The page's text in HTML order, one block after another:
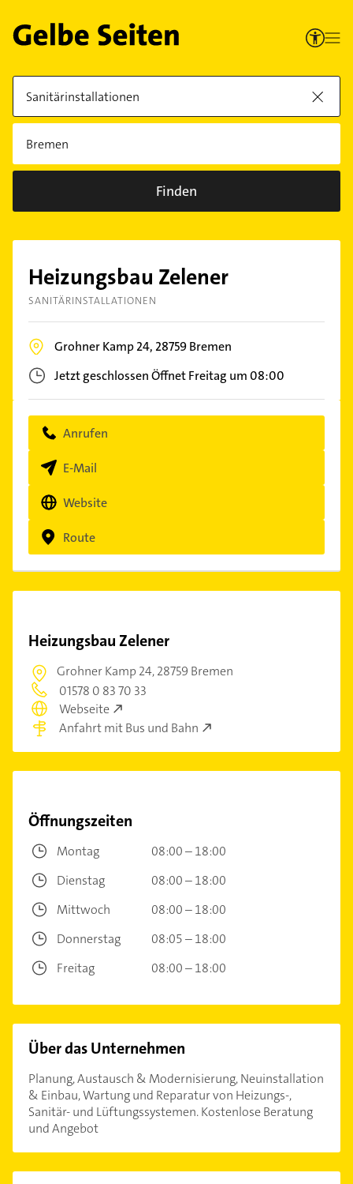
Finden
Heizungsbau Zelener
SANITÄRINSTALLATIONEN
Grohner Kamp 24, 28759Bremen
Jetzt geschlossenÖffnet Freitag um 08:00
Anrufen
E-Mail
Website
Route
Heizungsbau Zelener
Grohner Kamp 24,28759 Bremen
01578 0 83 70 33
Webseite
Anfahrt mit Bus und Bahn
Öffnungszeiten
Montag
08:00 – 18:00
Dienstag
08:00 – 18:00
Mittwoch
08:00 – 18:00
Donnerstag
08:05 – 18:00
Freitag
08:00 – 18:00
Über das Unternehmen
Planung, Austausch & Modernisierung, Neuinstallation
& Einbau, Wartung und Reparatur von Heizungs-,
Sanitär- und Lüftungssystemen. Kostenlose Beratung
und Angebot